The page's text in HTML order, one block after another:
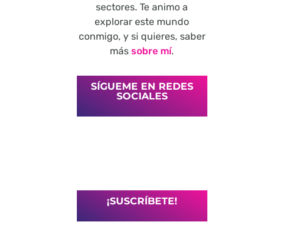
sectores. Te animo a
explorar este mundo
conmigo, y si quieres, saber
mássobre mí.
SÍGUEME EN REDES
SOCIALES
¡SUSCRÍBETE!